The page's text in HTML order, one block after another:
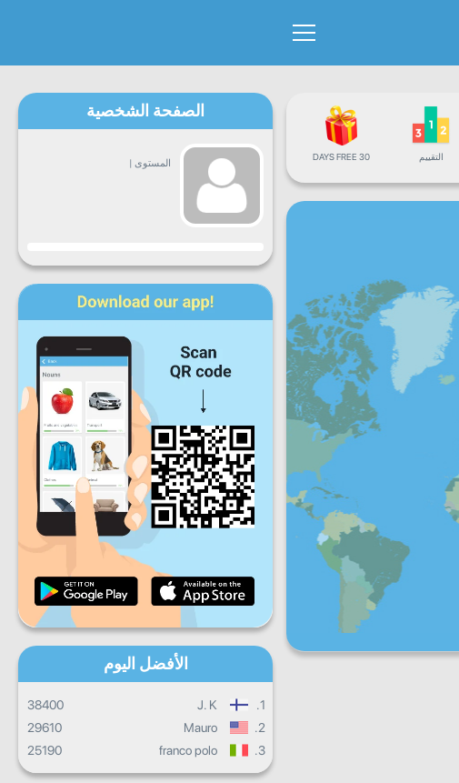
التقييم 30 DAYS FREE
الصفحة الشخصية
المستوى |
التقدم
ث
ج س
تقدم يومي
تقدم شهري
التقدم الإجمالي
الأفضل اليوم
1.
J. K
38400
2.
Mauro
29610
3.
franco polo
25190